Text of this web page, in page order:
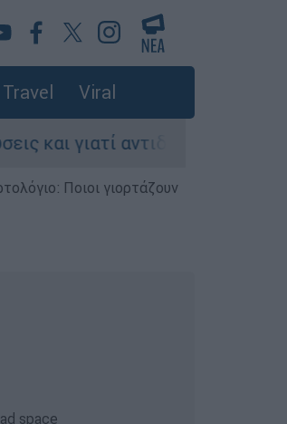
Travel Viral
αντιδρούν οι ΗΠΑ
Ποιοι γιορτάζουν